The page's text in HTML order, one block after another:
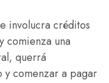
involucra créditos
comienza una
querrá
y comenzar a pagar